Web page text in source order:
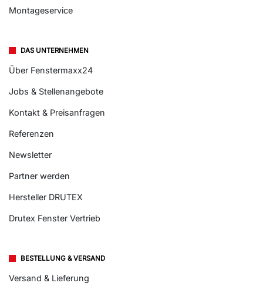
Montageservice
DAS UNTERNEHMEN
Über Fenstermaxx24
Jobs & Stellenangebote
Kontakt & Preisanfragen
Referenzen
Newsletter
Partner werden
Hersteller DRUTEX
Drutex Fenster Vertrieb
BESTELLUNG & VERSAND
Versand & Lieferung